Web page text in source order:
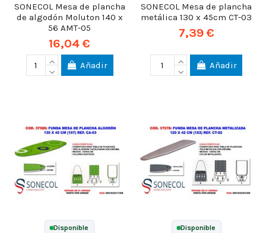
SONECOL Mesa de plancha
de algodón Moluton 140 x
56 AMT-05
16,04 €
Añadir
SONECOL Mesa de plancha
metálica 130 x 45cm CT-03
7,39 €
Añadir
Disponible Disponible